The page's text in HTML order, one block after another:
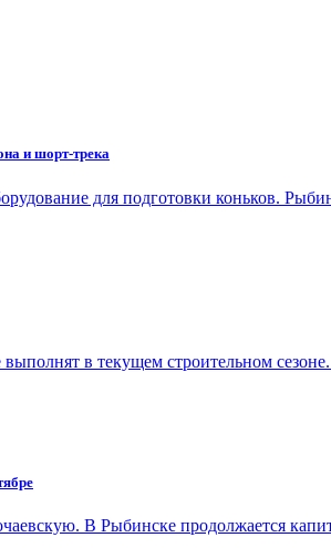
и шорт-трека
для подготовки коньков.
в текущем строительном
В Рыбинске продолжается